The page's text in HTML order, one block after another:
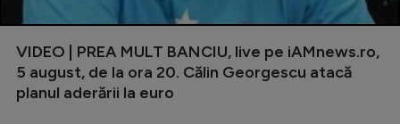
VIDEO | PREA MULT BANCIU, live pe iAMnews.ro,
5 august, de la ora 20. Călin Georgescu atacă
planul aderării la euro